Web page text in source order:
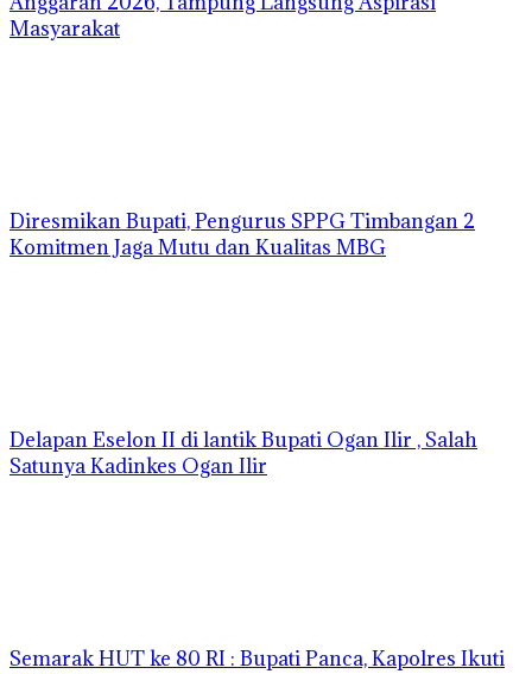
Masyarakat
Diresmikan Bupati, Pengurus SPPG Timbangan 2
Komitmen Jaga Mutu dan Kualitas MBG
Delapan Eselon II di lantik Bupati Ogan Ilir , Salah
Satunya Kadinkes Ogan Ilir
Semarak HUT ke 80 RI : Bupati Panca, Kapolres Ikuti